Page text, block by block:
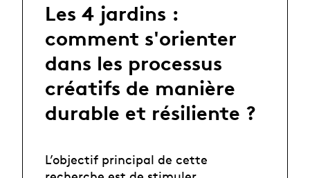
Les 4 jardins :
comment s'orienter
dans les processus
créatifs de manière
durable et résiliente ?
L’objectif principal de cette